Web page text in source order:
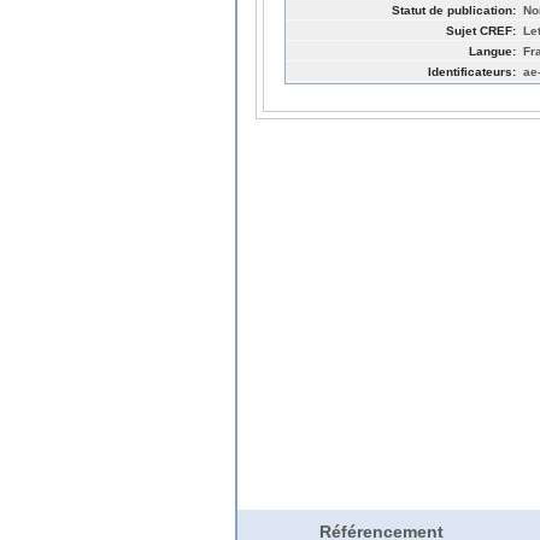
Statut de publication:
Sujet CREF:
Langue:
Identificateurs:
Référencement